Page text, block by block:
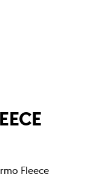
Fleece